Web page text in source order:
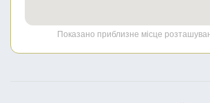
Показано приблизне місце